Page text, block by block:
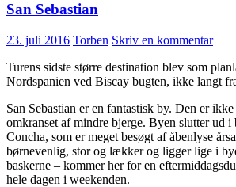
San Sebastian
23. juli 2016 Torben Skriv en kommentar
Turens sidste større destination blev som
Nordspanien ved Biscay bugten, ikke langt
San Sebastian er en fantastisk by. Den er
omkranset af mindre bjerge. Byen slutter ud i
Concha, som er meget besøgt af åbenlyse
børnevenlig, stor og lækker og ligger lige i
baskerne – kommer her for en
hele dagen i weekenden.